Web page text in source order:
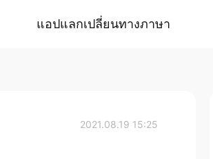
แอปแลกเปลี่ยนทางภาษา
2021.08.19 15:25